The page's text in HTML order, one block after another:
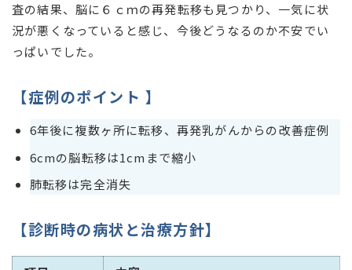
査の結果、脳に６ｃｍの再発転移も見つかり、一気に状
況が悪くなっていると感じ、今後どうなるのか不安でい
っぱいでした。
【症例のポイント 】
6年後に複数ヶ所に転移、再発乳がんからの改善症例
6cmの脳転移は1cmまで縮小
肺転移は完全消失
【診断時の病状と治療方針】